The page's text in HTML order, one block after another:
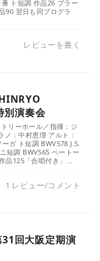
ト短調 作品26 ブラー
90 翌日も同プログラ
レビューを書く
演奏会
リーホール／指揮：ジ
ノ：中村恵理 アルト：
ガ ト短調 BWV578 J.S.
短調 BWV565 ベートー
品125「合唱付き」...
1 レビュー/コメント
回大阪定期演